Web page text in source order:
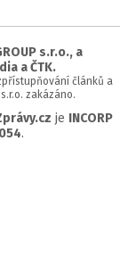
s.r.o., a
a ČTK.
článků a
zakázáno.
je INCORP
.